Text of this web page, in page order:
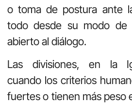
o toma de postura ante
todo desde su modo de
abierto al diálogo.
Las divisiones, en la
cuando los criterios
fuertes o tienen más peso